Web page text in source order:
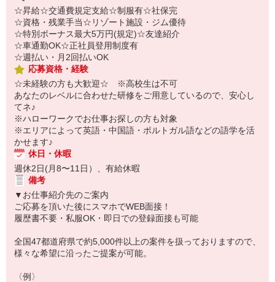
☆昇給☆交通費規定支給☆制服有☆社保完
☆資格・残業手当☆リゾート施設・ジム優待
☆特別ボーナス最大5万円(規定)☆友達紹介
☆車通勤OK☆正社員登用制度有
☆週払い・月2回払いOK
応募資格・経験
☆未経験の方も大歓迎☆ ※高校生は不可
あなたのレベルに合わせた研修をご用意しているので、安心し
てネ♪
※ハローワークでお仕事お探しの方も対象
※エリアによって英語・中国語・ポルトガル語などの語学を活
かせます♪
休日・休暇
週休2日(月8〜11日）、有給休暇
備考
▼お仕事紹介先のご案内
ご応募を頂いた後にスマホでWEB面接！
履歴書不要・私服OK・即日での登録面接も可能
全国47都道府県で約5,000件以上の案件を扱っておりますので、
様々な希望に沿ったご提案が可能。
〈例〉